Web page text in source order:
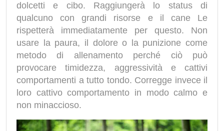
dolcetti e cibo. Raggiungerà lo status di
qualcuno con grandi risorse e il cane Le
rispetterà immediatamente per questo. Non
usare la paura, il dolore o la punizione come
metodo di allenamento perché ciò può
provocare timidezza, aggressività e cattivi
comportamenti a tutto tondo. Corregge invece il
loro cattivo comportamento in modo calmo e
non minaccioso.